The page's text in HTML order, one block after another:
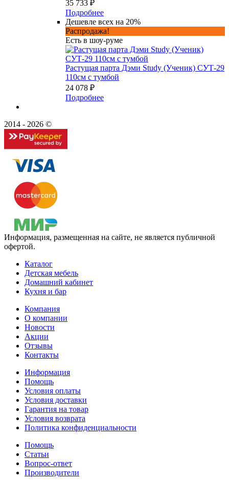
35 733 ₽
Подробнее
Дешевле всех на 20%
Распродажа!
Есть в шоу-руме
Растущая парта Дэми Study (Ученик) СУТ-29
110см с тумбой
24 078 ₽
Подробнее
2014 - 2026 ©
Информация, размещенная на сайте, не является публичной
офертой.
Каталог
Детская мебель
Домашний кабинет
Кухня и бар
Компания
О компании
Новости
Акции
Отзывы
Контакты
Информация
Помощь
Условия оплаты
Условия доставки
Гарантия на товар
Условия возврата
Политика конфиденциальности
Помощь
Статьи
Вопрос-ответ
Производители